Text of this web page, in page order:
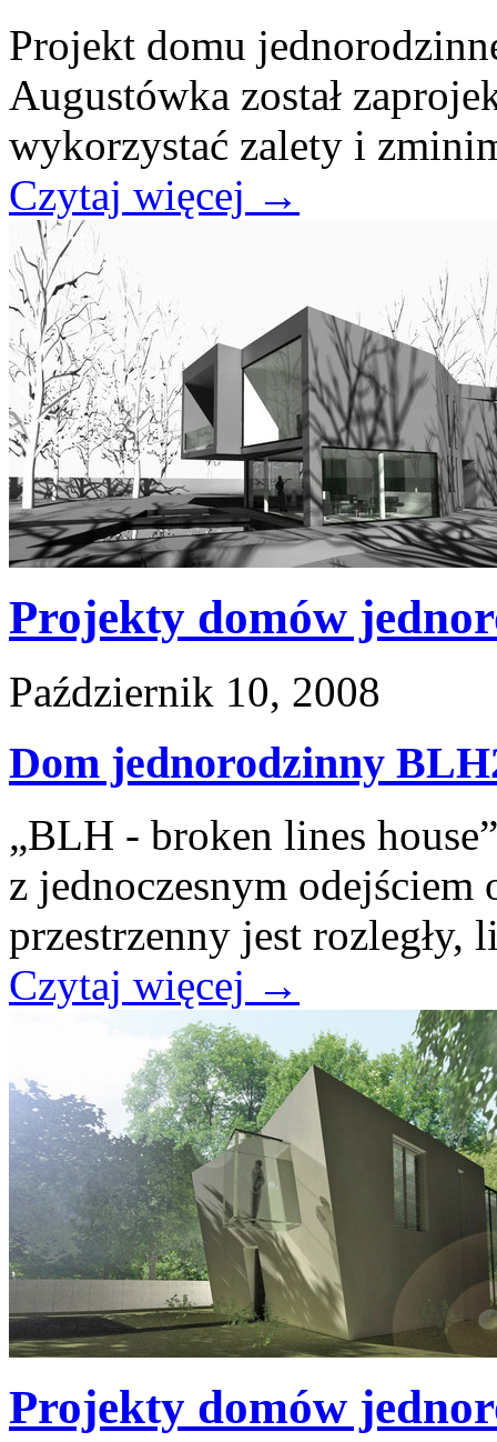
Projekt domu
Augustówka został
wykorzystać zalety i
Czytaj więcej →
Projekty domów
Październik 10, 2008
Dom jednorodzinny
„BLH - broken lines
z jednoczesnym odejściem
przestrzenny jest rozległy,
Czytaj więcej →
Projekty domów